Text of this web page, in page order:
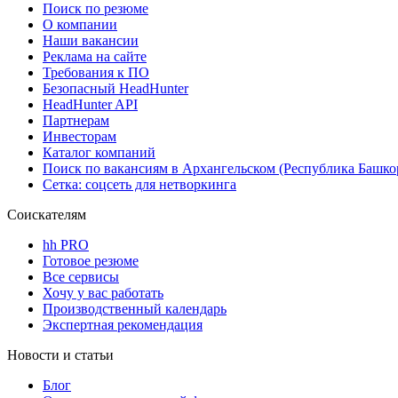
Поиск по резюме
О компании
Наши вакансии
Реклама на сайте
Требования к ПО
Безопасный HeadHunter
HeadHunter API
Партнерам
Инвесторам
Каталог компаний
Поиск по вакансиям в Архангельском (Республика
Сетка: соцсеть для нетворкинга
Соискателям
hh PRO
Готовое резюме
Все сервисы
Хочу у вас работать
Производственный календарь
Экспертная рекомендация
Новости и статьи
Блог